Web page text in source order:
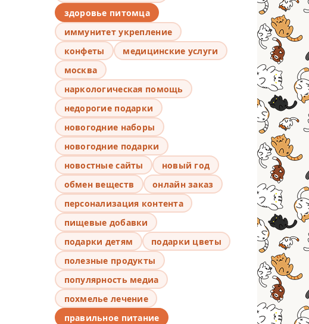
здоровье питомца
иммунитет укрепление
конфеты
медицинские услуги
москва
наркологическая помощь
недорогие подарки
новогодние наборы
новогодние подарки
новостные сайты
новый год
обмен веществ
онлайн заказ
персонализация контента
пищевые добавки
подарки детям
подарки цветы
полезные продукты
популярность медиа
похмелье лечение
правильное питание